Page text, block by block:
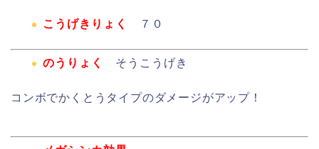
こうげきりょく ７０
のうりょく そうこうげき
コンボでかくとうタイプのダメージがアップ！